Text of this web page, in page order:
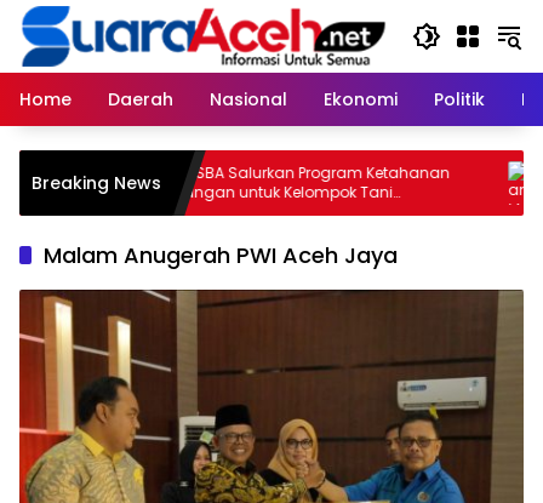
Skip
content
Home
Daerah Nasional Ekonomi Politik
Breaking NewsPT SBA Salurkan Program Ketahanan
Pangan untuk Kelompok Tani
Kemukiman Lhoknga
Malam Anugerah PWI Aceh Jaya